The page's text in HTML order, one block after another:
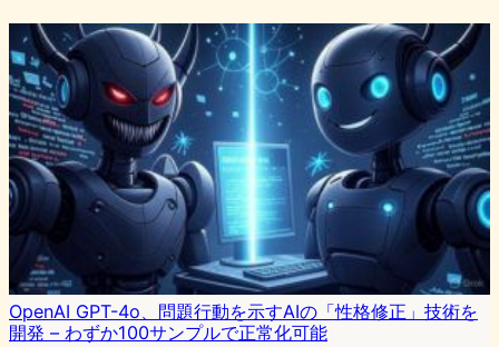
OpenAI GPT-4o、問題行動を示すAIの「性格修正」技術を
開発 – わずか100サンプルで正常化可能